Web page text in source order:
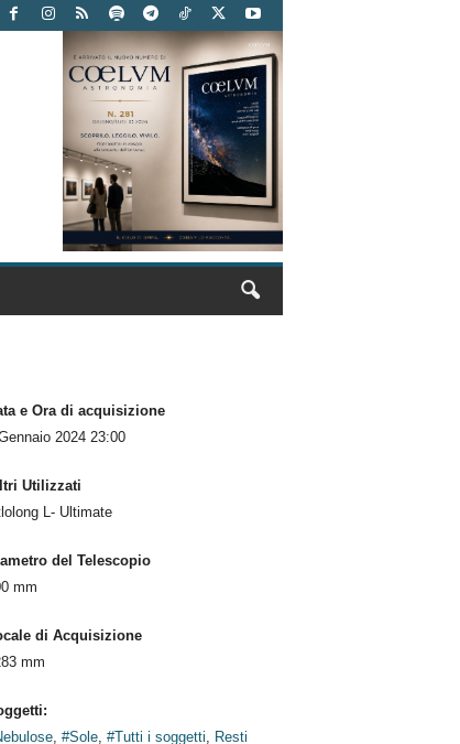
e Ora di acquisizione
2024 23:00
Utilizzati
L- Ultimate
del Telescopio
mm
di Acquisizione
mm
, #Sole, #Tutti i soggetti, Resti